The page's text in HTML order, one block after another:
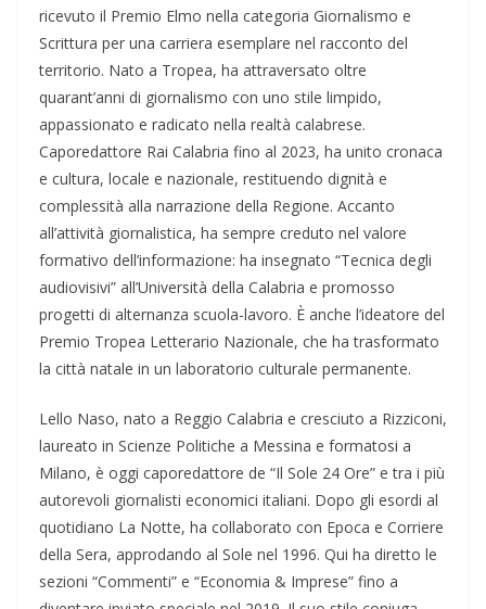
ricevuto il Premio Elmo nella categoria Giornalismo e
Scrittura per una carriera esemplare nel racconto del
territorio. Nato a Tropea, ha attraversato oltre
quarant’anni di giornalismo con uno stile limpido,
appassionato e radicato nella realtà calabrese.
Caporedattore Rai Calabria fino al 2023, ha unito cronaca
e cultura, locale e nazionale, restituendo dignità e
complessità alla narrazione della Regione. Accanto
all’attività giornalistica, ha sempre creduto nel valore
formativo dell’informazione: ha insegnato “Tecnica degli
audiovisivi” all’Università della Calabria e promosso
progetti di alternanza scuola-lavoro. È anche l’ideatore del
Premio Tropea Letterario Nazionale, che ha trasformato
la città natale in un laboratorio culturale permanente.
Lello Naso, nato a Reggio Calabria e cresciuto a Rizziconi,
laureato in Scienze Politiche a Messina e formatosi a
Milano, è oggi caporedattore de “Il Sole 24 Ore” e tra i più
autorevoli giornalisti economici italiani. Dopo gli esordi al
quotidiano La Notte, ha collaborato con Epoca e Corriere
della Sera, approdando al Sole nel 1996. Qui ha diretto le
sezioni “Commenti” e “Economia & Imprese” fino a